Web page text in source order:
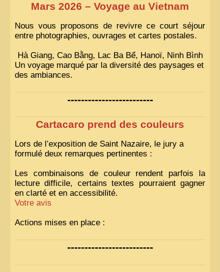
Mars 2026 – Voyage au Vietnam
Nous vous proposons de revivre ce court séjour
entre photographies, ouvrages et cartes postales.
Hà Giang, Cao Bằng, Lac Ba Bể, Hanoï, Ninh Bình
Un voyage marqué par la diversité des paysages et
des ambiances.
-------------------------
Cartacaro prend des couleurs
Lors de l’exposition de Saint Nazaire, le jury a
formulé deux remarques pertinentes :
Les combinaisons de couleur rendent parfois la
lecture difficile, certains textes pourraient gagner
en clarté et en accessibilité.
Votre avis
Actions mises en place :
Nous avons déjà ajusté les couleurs pour améliorer
la lisibilité. Votre avis nous intéresse !
-------------------------